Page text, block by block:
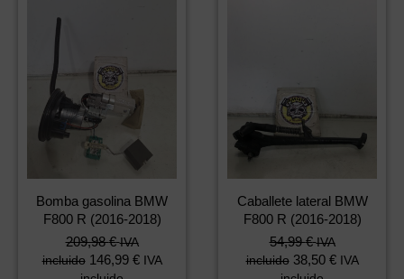
Bomba gasolina BMW
F800 R (2016-2018)
209,98€ IVA
incluido 146,99 € IVA
Caballete lateral BMW
F800 R (2016-2018)
54,99€ IVA
incluido 38,50 € IVA